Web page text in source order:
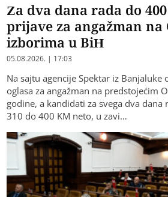
Za dva dana rada do
prijave za angažman na
izborima u BiH
05.08.2026. | 17:03
Na sajtu agencije Spektar iz Banjaluke
oglasa za angažman na predstojećim
godine, a kandidati za svega dva
310 do 400 KM neto, u zavi…